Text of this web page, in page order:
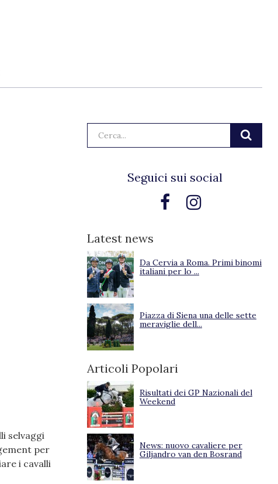
selvaggi
per
i cavalli
Seguici sui social
Latest news
Da Cervia a Roma. Primi binomi
italiani per lo ...
Piazza di Siena una delle sette
meraviglie dell...
Articoli Popolari
Risultati dei GP Nazionali del
Weekend
News: nuovo cavaliere per
Giljandro van den Bosrand